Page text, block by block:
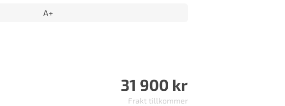
A+
31 900 kr
Frakt tillkommer